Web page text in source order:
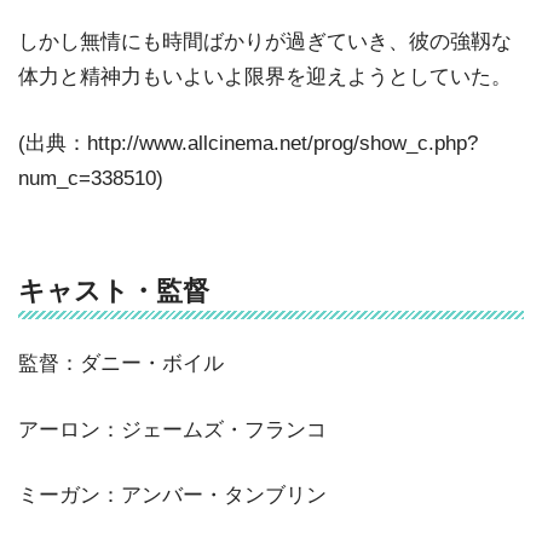
しかし無情にも時間ばかりが過ぎていき、彼の強靱な
体力と精神力もいよいよ限界を迎えようとしていた。
(出典：http://www.allcinema.net/prog/show_c.php?
num_c=338510)
キャスト・監督
監督：ダニー・ボイル
アーロン：ジェームズ・フランコ
ミーガン：アンバー・タンブリン